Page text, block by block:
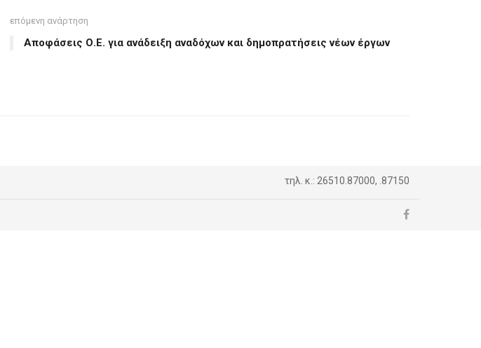
επόμενη ανάρτηση
Αποφάσεις Ο.Ε. για ανάδειξη αναδόχων και δημοπρατήσεις νέων έργων
τηλ. κ.: 26510.87000, .87150